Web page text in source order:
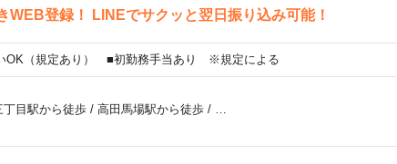
WEB登録！ LINEでサクッと翌日振り込み可能！
（規定あり） ■初勤務手当あり ※規定による
丁目駅から徒歩/ 高田馬場駅から徒歩/